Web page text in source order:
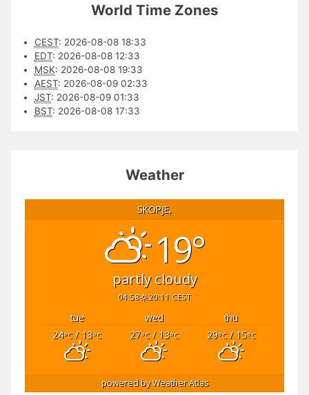
World Time Zones
CEST: 2026-08-08 18:33
EDT: 2026-08-08 12:33
MSK: 2026-08-08 19:33
AEST: 2026-08-09 02:33
JST: 2026-08-09 01:33
BST: 2026-08-08 17:33
Weather
SKOPJE,
19°
partly cloudy
04:58 20:11 CEST
tue wed
thu
24°C/ 13°C 27°C/ 13°C 29°C/ 15°C
powered byWeather Atlas